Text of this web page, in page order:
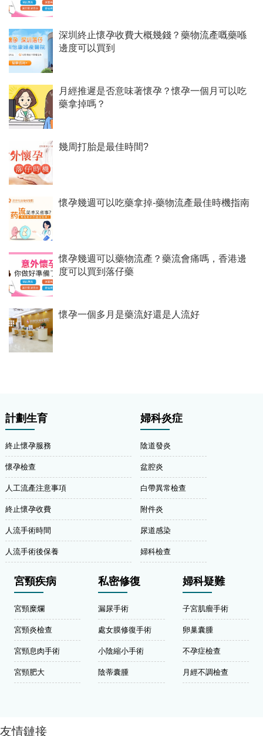
深圳終止懷孕收費大概幾錢？藥物流產嘅藥喺
邊度可以買到
月經推遲是否意味著懷孕？懷孕一個月可以吃
藥拿掉嗎？
幾周打胎是最佳時間?
懷孕幾週可以吃藥拿掉-藥物流產最佳時機指南
懷孕幾週可以藥物流產？藥流會痛嗎，香港邊
度可以買到落仔藥
懷孕一個多月是藥流好還是人流好
計劃生育
終止懷孕服務
懷孕檢查
人工流產注意事項
終止懷孕收費
人流手術時間
人流手術後保養
婦科炎症
陰道發炎
盆腔炎
白帶異常檢查
附件炎
尿道感染
婦科檢查
宮頸疾病
宮頸糜爛
宮頸炎檢查
宮頸息肉手術
宮頸肥大
私密修復
漏尿手術
處女膜修復手術
小陰縮小手術
陰蒂囊腫
婦科疑難
子宮肌瘤手術
卵巢囊腫
不孕症檢查
月經不調檢查
友情鏈接